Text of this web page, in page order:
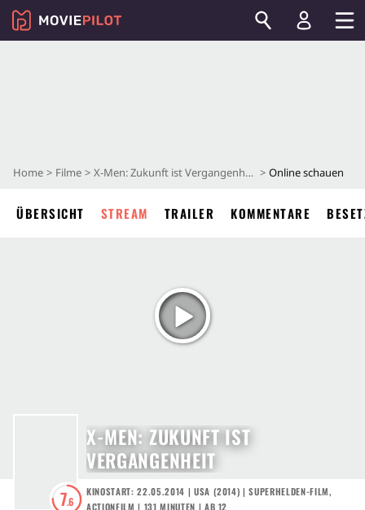
Home Filme X-Men: Zukunft ist Vergangenheit Online schauen
ÜBERSICHT STREAM TRAILER KOMMENTARE
7.6
X-MEN: ZUKUNFT IST
VERGANGENHEIT
KINOSTART: 22.05.2014 | USA (2014) |SUPERHELDEN-FILM,
ACTIONFILM | 131 MINUTEN | AB 12